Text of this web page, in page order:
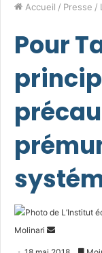
Accueil / Presse /
Pour
Molinari
Envoyer